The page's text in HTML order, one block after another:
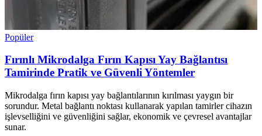
Popüler
Fırınlı Mikrodalga Fırın Kapısı Yay Bağlantısı
Tamirinde Pratik ve Güvenli Yöntemler
Mikrodalga fırın kapısı yay bağlantılarının kırılması yaygın bir
sorundur. Metal bağlantı noktası kullanarak yapılan tamirler cihazın
işlevselliğini ve güvenliğini sağlar, ekonomik ve çevresel avantajlar
sunar.